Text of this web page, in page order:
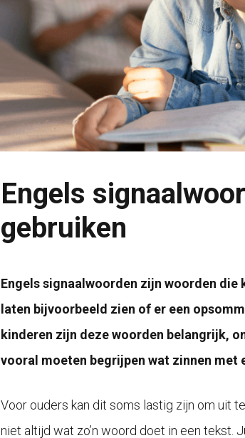
Engels
gebruiken
Engels signaalwoorden zijn woorden die
laten bijvoorbeeld zien of er een
kinderen zijn deze woorden belangrijk,
vooral moeten begrijpen wat zinnen met
Voor ouders kan dit soms lastig zijn om uit
niet altijd wat zo’n woord doet in een tekst.